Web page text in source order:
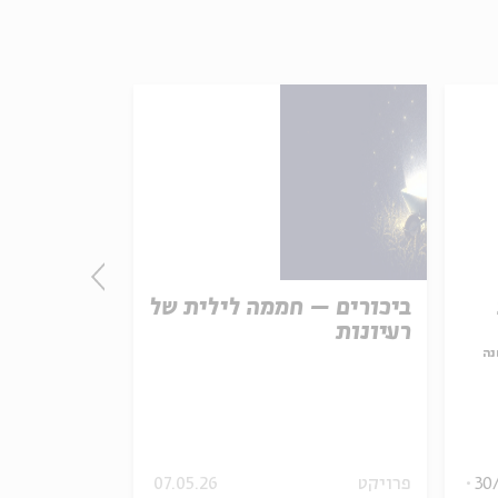
ביכורים – חממה לילית של
רעיונות
פרויקט 07.05.26